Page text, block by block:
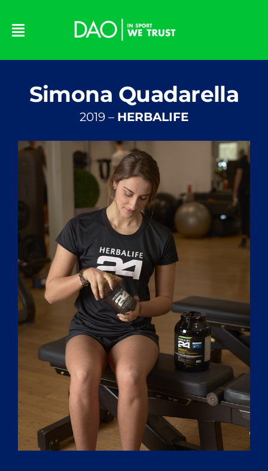
content
Simona Quadarella
2019 – HERBALIFE